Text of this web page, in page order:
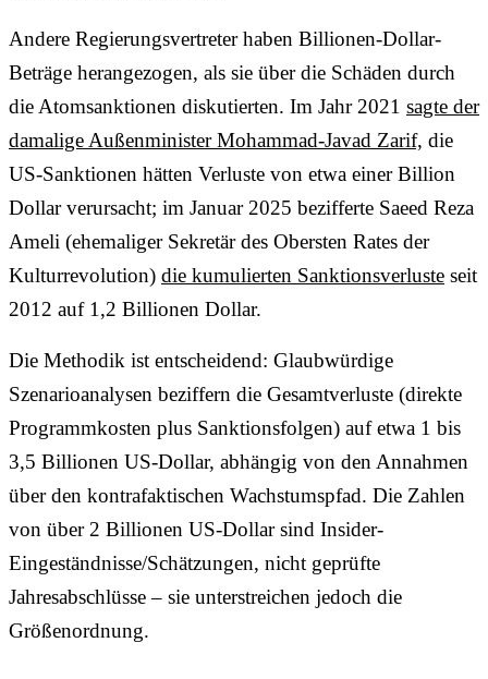
Andere Regierungsvertreter haben Billionen-Dollar-
Beträge herangezogen, als sie über die Schäden durch
die Atomsanktionen diskutierten. Im Jahr 2021 sagte der
damalige Außenminister Mohammad-Javad Zarif, die
US-Sanktionen hätten Verluste von etwa einer Billion
Dollar verursacht; im Januar 2025 bezifferte Saeed Reza
Ameli (ehemaliger Sekretär des Obersten Rates der
Kulturrevolution) die kumulierten Sanktionsverluste seit
2012 auf 1,2 Billionen Dollar.
Die Methodik ist entscheidend: Glaubwürdige
Szenarioanalysen beziffern die Gesamtverluste (direkte
Programmkosten plus Sanktionsfolgen) auf etwa 1 bis
3,5 Billionen US-Dollar, abhängig von den Annahmen
über den kontrafaktischen Wachstumspfad. Die Zahlen
von über 2 Billionen US-Dollar sind Insider-
Eingeständnisse/Schätzungen, nicht geprüfte
Jahresabschlüsse – sie unterstreichen jedoch die
Größenordnung.